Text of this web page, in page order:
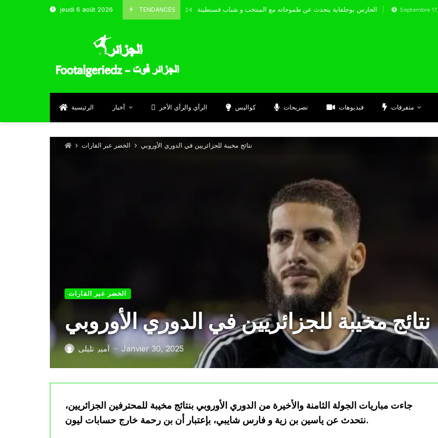
jeudi 6 août 2026 TENDANCES
Octobre 8, 2024 الحارس بوحلفاية يتحدث عن طموحاته مع المنتخب و شباب قسنطينة Septembre 17, 2024
الرئيسية أخبار الرأي والرأي الأخر كواليس تصريحات فيديوهات متفرقات
الخضر عبر القارات نتائج مخيبة للجزائريين في الدوري الأوروبي
الخضر عبر القارات
نتائج مخيبة للجزائريين في الدوري الأوروبي
أمير تليلي — Janvier 30, 2025
جاءت مباريات الجولة الثامنة والأخيرة من الدوري الأوروبي بنتائج مخيبة للمحترفين الجزائريين،
نتحدث عن ياسين بن زية و فارس شايبي، بإعتبار أن بن رحمة خارج حسابات ليون.